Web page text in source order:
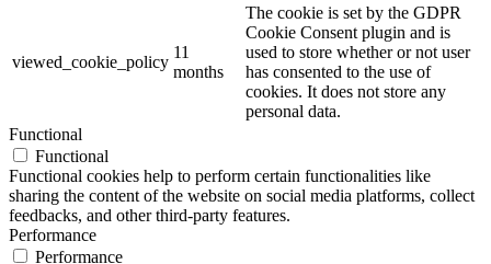
viewed_cookie_policy
11
months
The cookie is set by the GDPR
Cookie Consent plugin and is
used to store whether or not user
has consented to the use of
cookies. It does not store any
personal data.
Functional
Functional
Functional cookies help to perform certain functionalities like
sharing the content of the website on social media platforms, collect
feedbacks, and other third-party features.
Performance
Performance